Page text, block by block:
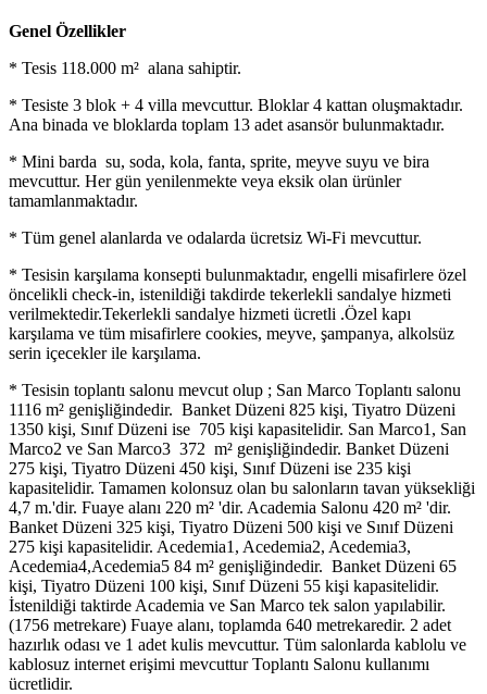
Genel Özellikler
* Tesis 118.000 m² alana sahiptir.
* Tesiste 3 blok + 4 villa mevcuttur. Bloklar 4 kattan oluşmaktadır.
Ana binada ve bloklarda toplam 13 adet asansör bulunmaktadır.
* Mini barda su, soda, kola, fanta, sprite, meyve suyu ve bira
mevcuttur. Her gün yenilenmekte veya eksik olan ürünler
tamamlanmaktadır.
* Tüm genel alanlarda ve odalarda ücretsiz Wi-Fi mevcuttur.
* Tesisin karşılama konsepti bulunmaktadır, engelli misafirlere özel
öncelikli check-in, istenildiği takdirde tekerlekli sandalye hizmeti
verilmektedir.Tekerlekli sandalye hizmeti ücretli .Özel kapı
karşılama ve tüm misafirlere cookies, meyve, şampanya, alkolsüz
serin içecekler ile karşılama.
* Tesisin toplantı salonu mevcut olup ; San Marco Toplantı salonu
1116 m² genişliğindedir. Banket Düzeni 825 kişi, Tiyatro Düzeni
1350 kişi, Sınıf Düzeni ise 705 kişi kapasitelidir. San Marco1, San
Marco2 ve San Marco3 372 m² genişliğindedir. Banket Düzeni
275 kişi, Tiyatro Düzeni 450 kişi, Sınıf Düzeni ise 235 kişi
kapasitelidir. Tamamen kolonsuz olan bu salonların tavan yüksekliği
4,7 m.'dir. Fuaye alanı 220 m² 'dir. Academia Salonu 420 m² 'dir.
Banket Düzeni 325 kişi, Tiyatro Düzeni 500 kişi ve Sınıf Düzeni
275 kişi kapasitelidir. Acedemia1, Acedemia2, Acedemia3,
Acedemia4,Acedemia5 84 m² genişliğindedir. Banket Düzeni 65
kişi, Tiyatro Düzeni 100 kişi, Sınıf Düzeni 55 kişi kapasitelidir.
İstenildiği taktirde Academia ve San Marco tek salon yapılabilir.
(1756 metrekare) Fuaye alanı, toplamda 640 metrekaredir. 2 adet
hazırlık odası ve 1 adet kulis mevcuttur. Tüm salonlarda kablolu ve
kablosuz internet erişimi mevcuttur Toplantı Salonu kullanımı
ücretlidir.